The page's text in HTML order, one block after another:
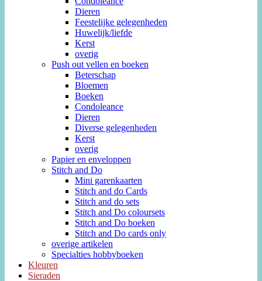
Dieren
Feestelijke gelegenheden
Huwelijk/liefde
Kerst
overig
Push out vellen en boeken
Beterschap
Bloemen
Boeken
Condoleance
Dieren
Diverse gelegenheden
Kerst
overig
Papier en enveloppen
Stitch and Do
Mini garenkaarten
Stitch and do Cards
Stitch and do sets
Stitch and Do coloursets
Stitch and Do boeken
Stitch and Do cards only
overige artikelen
Specialties hobbyboeken
Kleuren
Sieraden